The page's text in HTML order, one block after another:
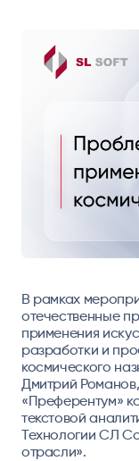
В рамках
отечественные
применения
разработки и
космического
Дмитрий
«Преферентум»
текстовой
Технологии СЛ
отрасли».